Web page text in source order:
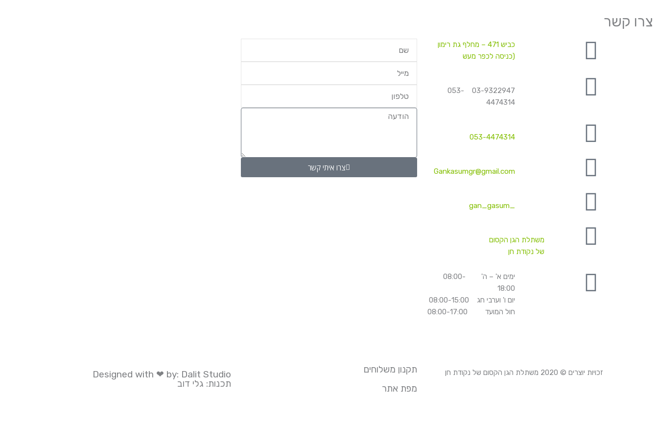
צרו קשר
כביש 471 – מחלף גת רימון
(כניסה לכפר מעש
03-9322947 053-
4474314
053-4474314
Gankasumgr@gmail.com
_gan_gasum
משתלת הגן הקסום
של נקודת חן
ימים א' – ה' 08:00-
18:00
יום ו' וערבי חג 08:00-15:00
חול המועד 08:00-17:00
צרו איתי קשר
זכויות יוצרים © 2020 משתלת הגן הקסום של נקודת חן
תקנון משלוחים
מפת אתר
Designed with ❤ by: Dalit Studio
תכנות: גלי דוב